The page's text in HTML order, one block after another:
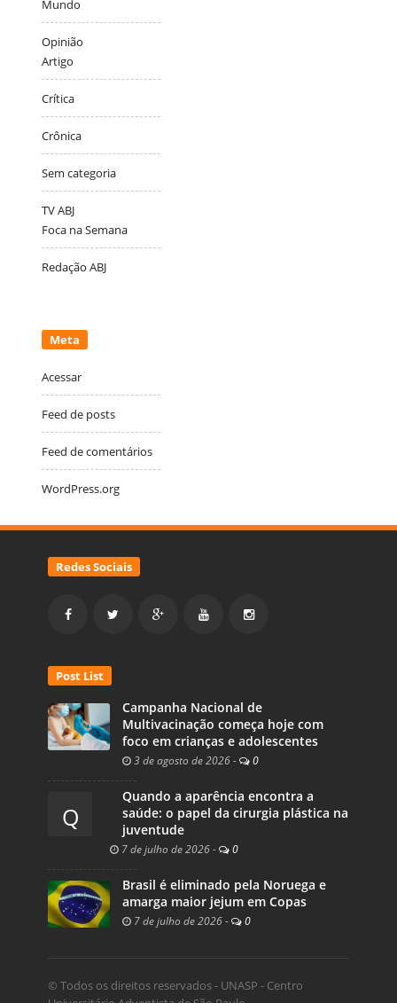
Mundo
Opinião
Artigo
Crítica
Crônica
Sem categoria
TV ABJ
Foca na Semana
Redação ABJ
Meta
Acessar
Feed de posts
Feed de comentários
WordPress.org
Redes Sociais
Post List
Campanha Nacional de
Multivacinação começa hoje com
foco em crianças e adolescentes
3 de agosto de 2026 - 0
Q
Quando a aparência encontra a
saúde: o papel da cirurgia plástica na
juventude
7 de julho de 2026 - 0
Brasil é eliminado pela Noruega e
amarga maior jejum em Copas
7 de julho de 2026 - 0
© Todos os direitos reservados - UNASP - Centro